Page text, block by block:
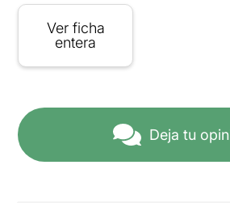
Ver ficha
entera
Deja tu